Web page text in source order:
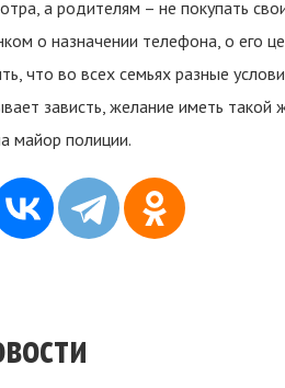
а родителям – не покупать
о назначении телефона, о его
что во всех семьях разные
зависть, желание иметь
майор полиции.